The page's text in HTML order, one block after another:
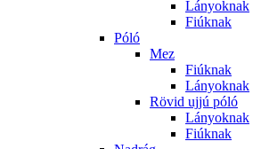
Lányoknak
Fiúknak
Póló
Mez
Fiúknak
Lányoknak
Rövid ujjú póló
Lányoknak
Fiúknak